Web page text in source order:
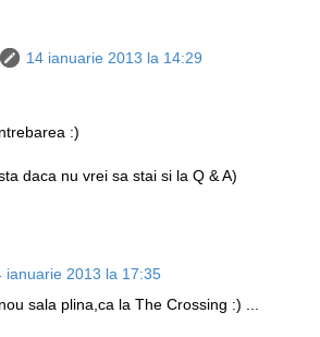
14 ianuarie 2013 la 14:29
:)
daca nu vrei sa stai si la Q & A)
ianuarie 2013 la 17:35
sala plina,ca la The Crossing :) ...